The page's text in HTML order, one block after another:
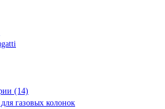
(14)
газовых колонок